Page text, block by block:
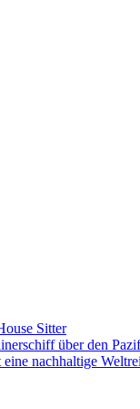
Sitter
über den
nachhaltige